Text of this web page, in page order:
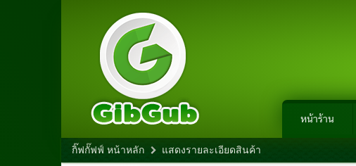
หน้าร้าน
กิ๊ฟกั๊ฟฟ์ หน้าหลัก แสดงรายละเอียดสินค้า